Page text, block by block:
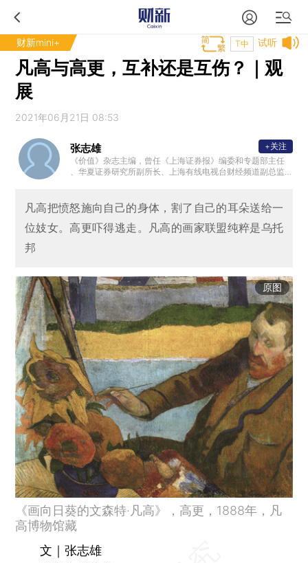
财新mini+ 试听
T中
凡高与高更，互补还是互伤？｜观
展
2021年06月21日 08:53
张志雄
《价值》杂志主编，曾任《上海证券报》编委和专题部主任
、华夏证券研究所副所长、上海有线电视台财经频道副总监
+关注
凡高把愤怒施向自己的身体，割了自己的耳朵送给一
位妓女。高更吓得逃走。凡高的画家联盟纯粹是乌托
邦
原图
《画向日葵的文森特·凡高》，高更，1888年，凡
高博物馆藏
文｜张志雄